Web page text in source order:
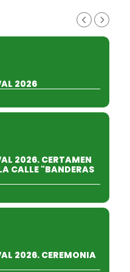
2026
2026. CERTAMEN
CALLE "BANDERAS
2026. CEREMONIA